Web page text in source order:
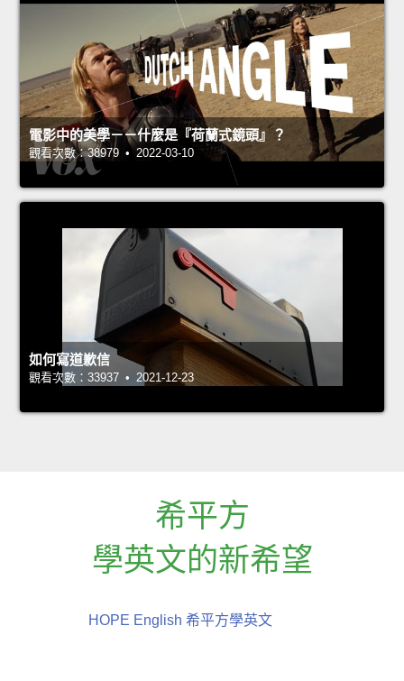
電影中的美學－－什麼是『荷蘭式鏡頭』？
觀看次數：38979 • 2022-03-10
如何寫道歉信
觀看次數：33937 • 2021-12-23
希平方
學英文的新希望
HOPE English 希平方學英文